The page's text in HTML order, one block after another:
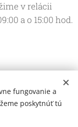
v relácii
a o 15:00 hod.
s.r.o.
fungovanie a
poskytnúť tú